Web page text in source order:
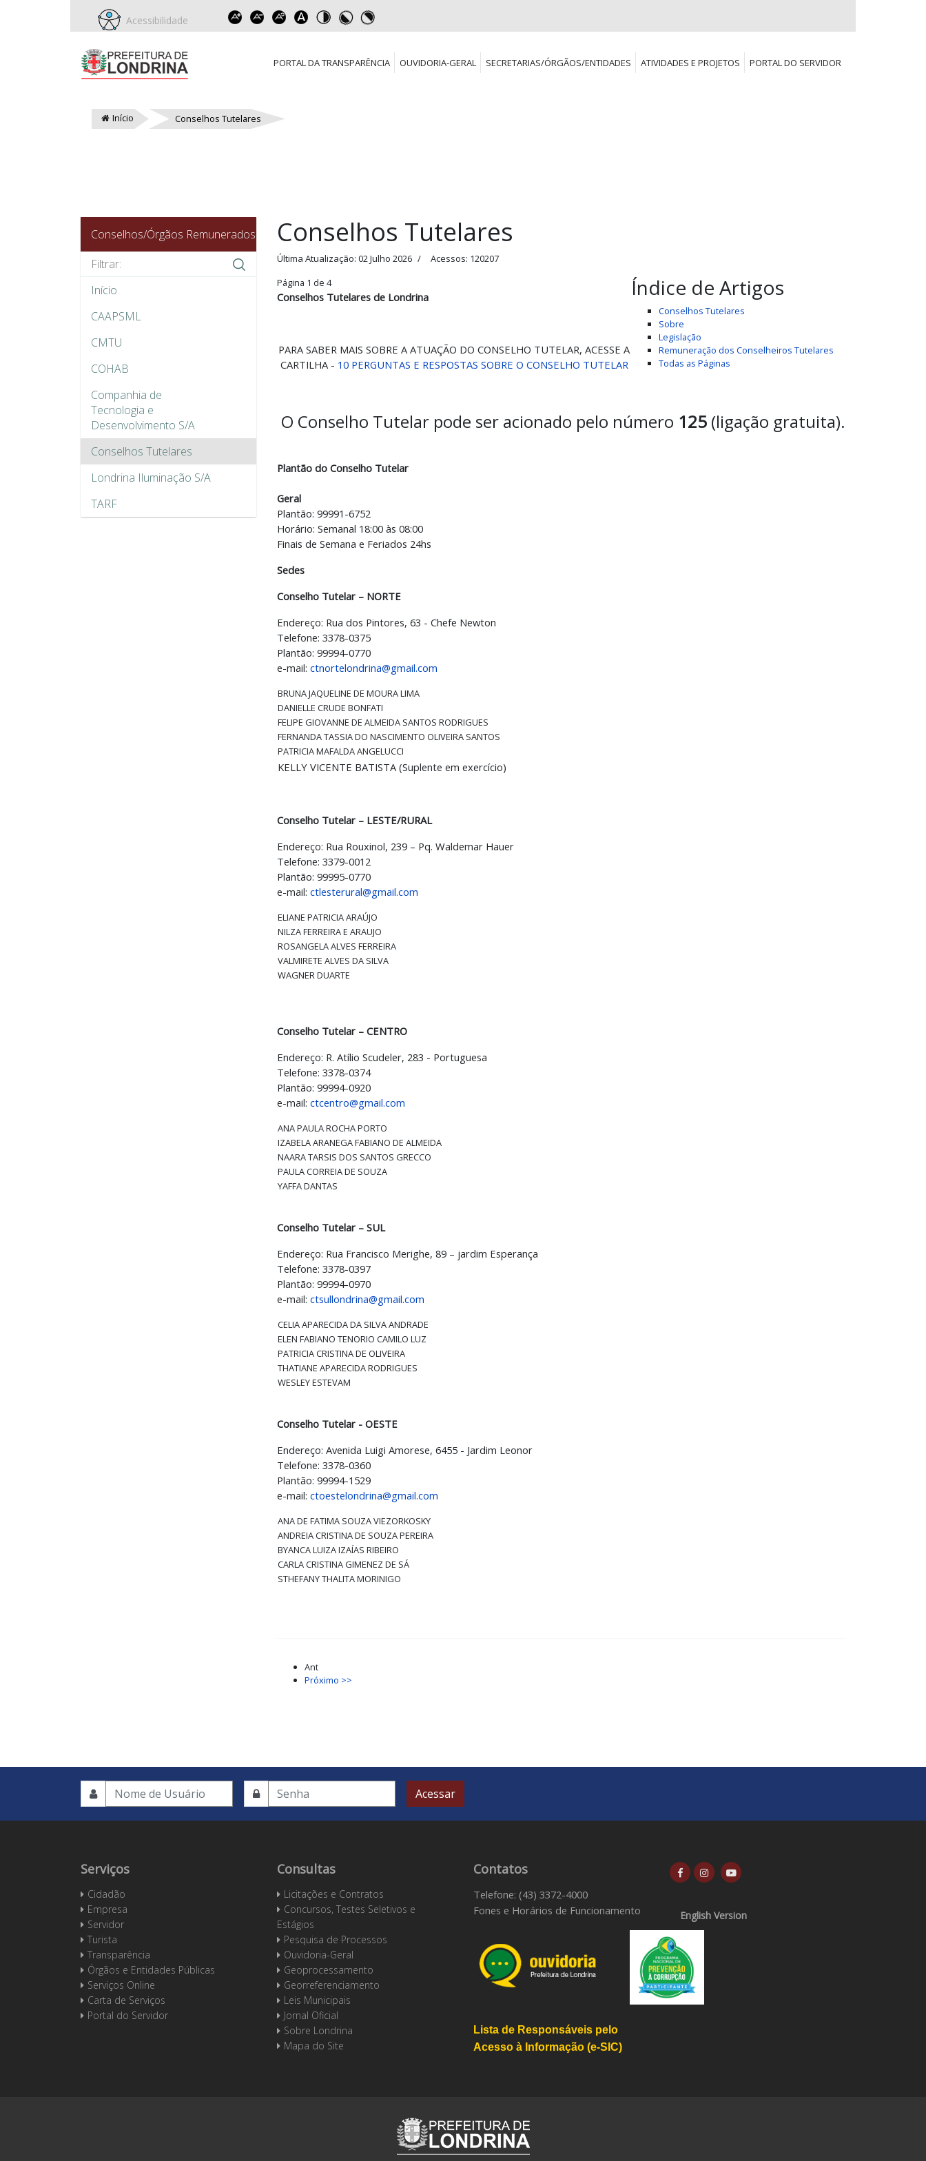
Acessibilidade
PORTAL DA TRANSPARÊNCIA OUVIDORIA-GERAL SECRETARIAS/ÓRGÃOS/ENTIDADES ATIVIDADES E PROJETOS PORTAL DO SERVIDOR
Início Conselhos Tutelares
Conselhos/Órgãos Remunerados
Início
CAAPSML
CMTU
COHAB
Companhia de
Tecnologia e
Desenvolvimento S/A
Conselhos Tutelares
Londrina Iluminação S/A
TARF
Conselhos Tutelares
Última Atualização: 02 Julho 2026 Acessos: 120207
Índice de Artigos
Conselhos Tutelares
Sobre
Legislação
Remuneração dos Conselheiros Tutelares
Todas as Páginas
Página 1 de 4
Conselhos Tutelares de Londrina
PARA SABER MAIS SOBRE A ATUAÇÃO DO CONSELHO TUTELAR, ACESSE A
CARTILHA - 10 PERGUNTAS E RESPOSTAS SOBRE O CONSELHO TUTELAR
O Conselho Tutelar pode ser acionado pelo número 125 (ligação gratuita).
Plantão do Conselho Tutelar
Geral
Plantão: 99991-6752
Horário: Semanal 18:00 às 08:00
Finais de Semana e Feriados 24hs
Sedes
Conselho Tutelar – NORTE
Endereço: Rua dos Pintores, 63 - Chefe Newton
Telefone: 3378-0375
Plantão: 99994-0770
e-mail: ctnortelondrina@gmail.com
BRUNA JAQUELINE DE MOURA LIMA
DANIELLE CRUDE BONFATI
FELIPE GIOVANNE DE ALMEIDA SANTOS RODRIGUES
FERNANDA TASSIA DO NASCIMENTO OLIVEIRA SANTOS
PATRICIA MAFALDA ANGELUCCI
KELLY VICENTE BATISTA (Suplente em exercício)
Conselho Tutelar – LESTE/RURAL
Endereço: Rua Rouxinol, 239 – Pq. Waldemar Hauer
Telefone: 3379-0012
Plantão: 99995-0770
e-mail: ctlesterural@gmail.com
ELIANE PATRICIA ARAÚJO
NILZA FERREIRA E ARAUJO
ROSANGELA ALVES FERREIRA
VALMIRETE ALVES DA SILVA
WAGNER DUARTE
Conselho Tutelar – CENTRO
Endereço: R. Atílio Scudeler, 283 - Portuguesa
Telefone: 3378-0374
Plantão: 99994-0920
e-mail: ctcentro@gmail.com
ANA PAULA ROCHA PORTO
IZABELA ARANEGA FABIANO DE ALMEIDA
NAARA TARSIS DOS SANTOS GRECCO
PAULA CORREIA DE SOUZA
YAFFA DANTAS
Conselho Tutelar – SUL
Endereço: Rua Francisco Merighe, 89 – jardim Esperança
Telefone: 3378-0397
Plantão: 99994-0970
e-mail: ctsullondrina@gmail.com
CELIA APARECIDA DA SILVA ANDRADE
ELEN FABIANO TENORIO CAMILO LUZ
PATRICIA CRISTINA DE OLIVEIRA
THATIANE APARECIDA RODRIGUES
WESLEY ESTEVAM
Conselho Tutelar - OESTE
Endereço: Avenida Luigi Amorese, 6455 - Jardim Leonor
Telefone: 3378-0360
Plantão: 99994-1529
e-mail: ctoestelondrina@gmail.com
ANA DE FATIMA SOUZA VIEZORKOSKY
ANDREIA CRISTINA DE SOUZA PEREIRA
BYANCA LUIZA IZAÍAS RIBEIRO
CARLA CRISTINA GIMENEZ DE SÁ
STHEFANY THALITA MORINIGO
Ant
Próximo >>
Acessar
Serviços
Cidadão
Empresa
Servidor
Turista
Transparência
Órgãos e Entidades Públicas
Serviços Online
Carta de Serviços
Portal do Servidor
Consultas
Licitações e Contratos
Concursos, Testes Seletivos e
Estágios
Pesquisa de Processos
Ouvidoria-Geral
Geoprocessamento
Georreferenciamento
Leis Municipais
Jornal Oficial
Sobre Londrina
Mapa do Site
Contatos
Telefone: (43) 3372-4000
Fones e Horários de Funcionamento
Lista de Responsáveis pelo
Acesso à Informação (e-SIC)
English Version